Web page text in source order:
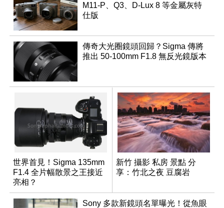
M11-P、Q3、D-Lux 8 等金屬灰特
仕版
傳奇大光圈鏡頭回歸？Sigma 傳將
推出 50-100mm F1.8 無反光鏡版本
世界首見！Sigma 135mm
F1.4 全片幅散景之王接近
亮相？
新竹 攝影 私房 景點 分
享：竹北之夜 豆腐岩
Sony 多款新鏡頭名單曝光！從魚眼